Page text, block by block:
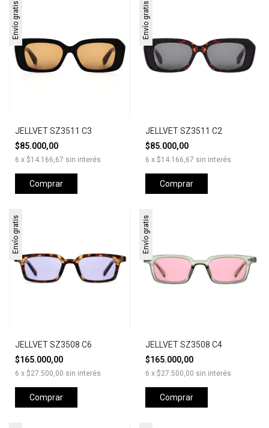
Envío gratis
JELLVET SZ3511 C3
$85.000,00
6 x $14.166,67 sin interés
Comprar
Envío gratis
JELLVET SZ3511 C2
$85.000,00
6 x $14.166,67 sin interés
Comprar
Envío gratis
JELLVET SZ3508 C6
$165.000,00
6 x $27.500,00 sin interés
Comprar
Envío gratis
JELLVET SZ3508 C4
$165.000,00
6 x $27.500,00 sin interés
Comprar